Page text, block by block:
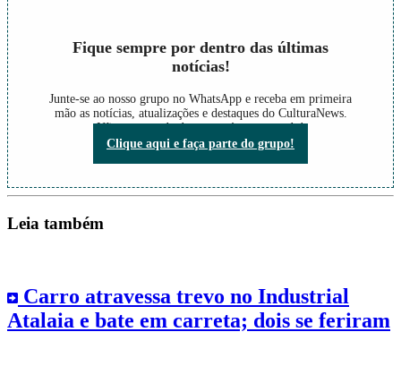
Fique sempre por dentro das últimas
notícias!
Junte-se ao nosso grupo no WhatsApp e receba em primeira
mão as notícias, atualizações e destaques do CulturaNews.
Não perca nada do que está acontecendo!
Clique aqui e faça parte do grupo!
Leia também
Carro atravessa trevo no Industrial
Atalaia e bate em carreta; dois se feriram